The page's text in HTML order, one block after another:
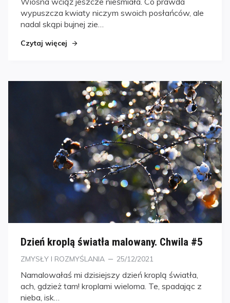
wypuszcza kwiaty niczym swoich posłańców, ale
nadal skąpi bujnej zie…
Czytaj więcej
Dzień kroplą światła malowany. Chwila #5
Kategorie
ZMYSŁY I ROZMYŚLANIA
Posted
25/12/2021
Namalowałaś mi dzisiejszy dzień kroplą światła,
ach, gdzież tam! kroplami wieloma. Te, spadając z
nieba, isk…